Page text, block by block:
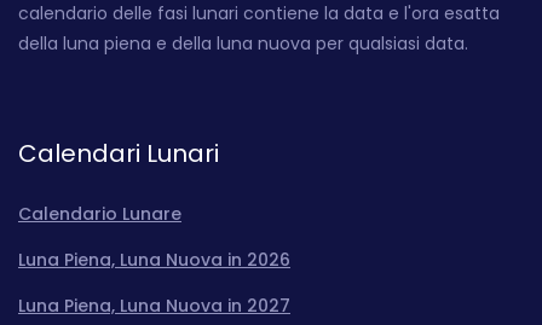
calendario delle fasi lunari contiene la data e l'ora esatta
della luna piena e della luna nuova per qualsiasi data.
Calendari Lunari
Calendario Lunare
Luna Piena, Luna Nuova in 2026
Luna Piena, Luna Nuova in 2027